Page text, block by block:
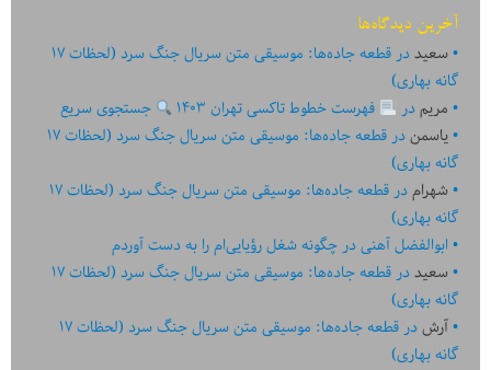
آخرین دیدگاه‌ها
سعیددر
قطعه جاده‌ها: موسیقی متن سریال جنگ سرد (لحظات ۱۷
گانه بهاری)
مریمدر فهرست خطوط تاکسی تهران ۱۴۰۳
جستجوی سریع
یاسمندر
قطعه جاده‌ها: موسیقی متن سریال جنگ سرد (لحظات ۱۷
گانه بهاری)
شهرامدر
قطعه جاده‌ها: موسیقی متن سریال جنگ سرد (لحظات ۱۷
گانه بهاری)
ابوالفضل آهنیدرچگونه شغل رؤیایی‌ام را به دست آوردم
سعیددر
قطعه جاده‌ها: موسیقی متن سریال جنگ سرد (لحظات ۱۷
گانه بهاری)
آرشدر
قطعه جاده‌ها: موسیقی متن سریال جنگ سرد (لحظات ۱۷
گانه بهاری)